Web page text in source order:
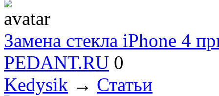
Замена стекла iPhone 4
PEDANT.RU 0
Kedysik → Статьи